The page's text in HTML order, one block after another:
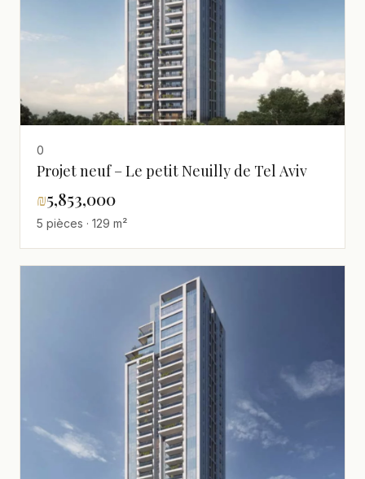
0
Projet neuf – Le petit Neuilly de Tel Aviv
₪5,853,000
5 pièces · 129 m²